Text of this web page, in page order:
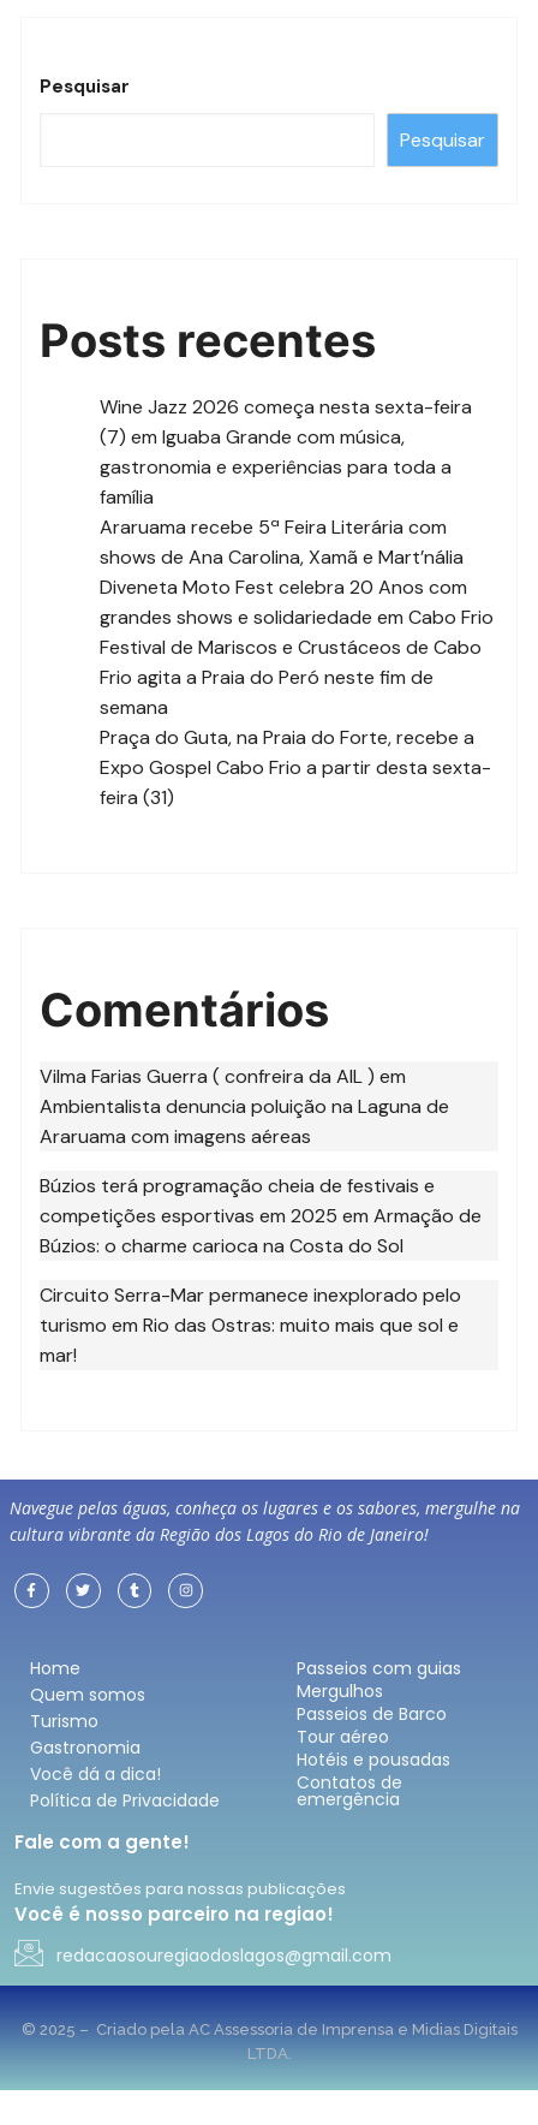
Pesquisar
Pesquisar
Posts recentes
Wine Jazz 2026 começa nesta sexta-feira
(7) em Iguaba Grande com música,
gastronomia e experiências para toda a
família
Araruama recebe 5ª Feira Literária com
shows de Ana Carolina, Xamã e Mart’nália
Diveneta Moto Fest celebra 20 Anos com
grandes shows e solidariedade em Cabo Frio
Festival de Mariscos e Crustáceos de Cabo
Frio agita a Praia do Peró neste fim de
semana
Praça do Guta, na Praia do Forte, recebe a
Expo Gospel Cabo Frio a partir desta sexta-
feira (31)
Comentários
Vilma Farias Guerra ( confreira da AIL ) em
Ambientalista denuncia poluição na Laguna de
Araruama com imagens aéreas
Búzios terá programação cheia de festivais e
competições esportivas em 2025 emArmação de
Búzios: o charme carioca na Costa do Sol
Circuito Serra-Mar permanece inexplorado pelo
turismo emRio das Ostras: muito mais que sol e
mar!
Navegue pelas águas, conheça os lugares e os sabores, mergulhe na
cultura vibrante da Região dos Lagos do Rio de Janeiro!
Home
Quem somos
Turismo
Gastronomia
Você dá a dica!
Política de Privacidade
Passeios com guias
Mergulhos
Passeios de Barco
Tour aéreo
Hotéis e pousadas
Contatos de
emergência
Fale com a gente!
Envie sugestões para nossas publicações
Você é nosso parceiro na regiao!
redacaosouregiaodoslagos@gmail.com
© 2025 – Criado pela AC Assessoria de Imprensa e Midias Digitais
LTDA.